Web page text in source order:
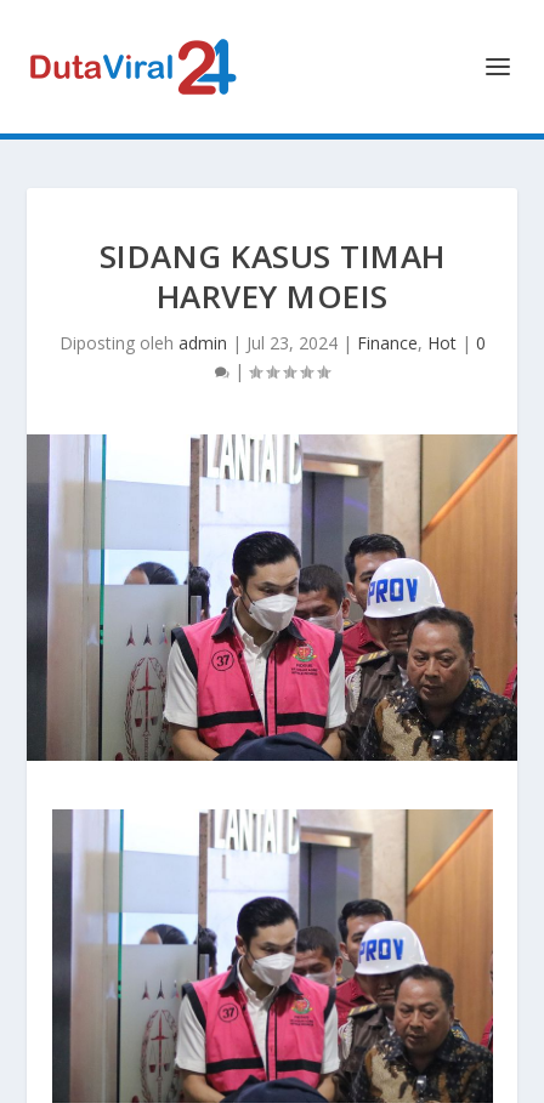
SIDANG KASUS TIMAH
HARVEY MOEIS
Diposting oleh admin | Jul 23, 2024| Finance, Hot| 0
|